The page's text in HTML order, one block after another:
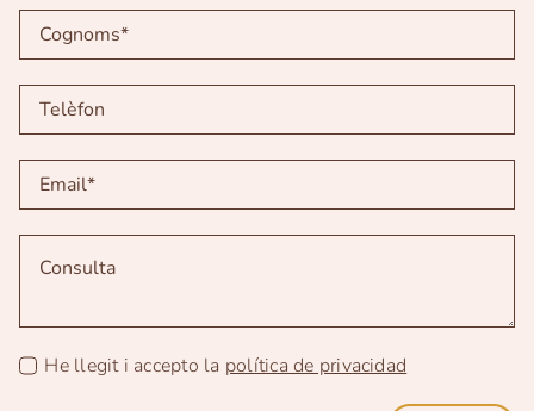
He llegit i accepto la política de privacidad